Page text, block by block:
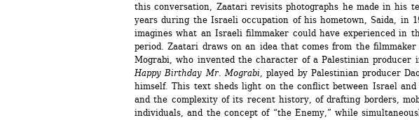
this conversation, Zaatari revisits photographs he made in his
years during the Israeli occupation of his hometown, Saida, in
imagines what an Israeli filmmaker could have experienced in
period. Zaatari draws on an idea that comes from the filmmaker
Mograbi, who invented the character of a Palestinian producer
Happy Birthday Mr. Mograbi, played by Palestinian producer
himself. This text sheds light on the conflict between Israel and
and the complexity of its recent history, of drafting borders,
individuals, and the concept of “the Enemy,” while